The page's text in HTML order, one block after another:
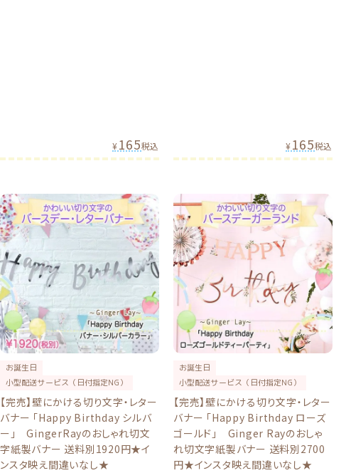
¥165税込 ¥165税込
お誕生日
小型配送サービス（日付指定NG）
【完売】壁にかける切り文字・レター
バナー 「Happy Birthday シルバ
ー」 GingerRayのおしゃれ切文
字紙製バナー 送料別1920円★イ
ンスタ映え間違いなし★
お誕生日
小型配送サービス（日付指定NG）
【完売】壁にかける切り文字・レター
バナー 「Happy Birthday ローズ
ゴールド」 Ginger Rayのおしゃ
れ切文字紙製バナー 送料別2700
円★インスタ映え間違いなし★